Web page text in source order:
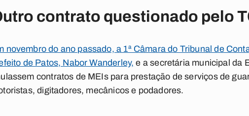
contrato questionado pelo
novembro do ano passado, a 1ª Câmara do Tribunal de
de Patos, Nabor Wanderley, e a secretária municipal da
contratos de MEIs para prestação de serviços de
digitadores, mecânicos e podadores.